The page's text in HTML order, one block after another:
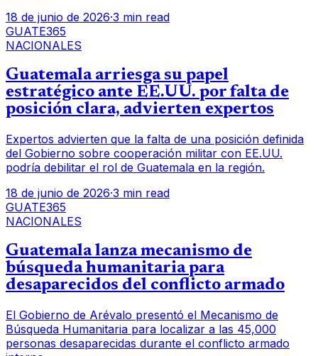
18 de junio de 2026·3 min read
GUATE365
NACIONALES
Guatemala arriesga su papel
estratégico ante EE.UU. por falta de
posición clara, advierten expertos
Expertos advierten que la falta de una posición definida
del Gobierno sobre cooperación militar con EE.UU.
podría debilitar el rol de Guatemala en la región.
18 de junio de 2026·3 min read
GUATE365
NACIONALES
Guatemala lanza mecanismo de
búsqueda humanitaria para
desaparecidos del conflicto armado
El Gobierno de Arévalo presentó el Mecanismo de
Búsqueda Humanitaria para localizar a las 45,000
personas desaparecidas durante el conflicto armado